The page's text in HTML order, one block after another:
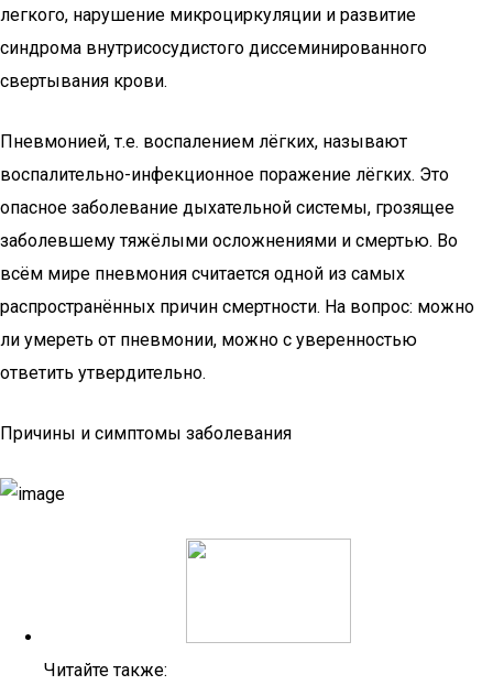
легкого, нарушение микроциркуляции и развитие
синдрома внутрисосудистого диссеминированного
свертывания крови.
Пневмонией, т.е. воспалением лёгких, называют
воспалительно-инфекционное поражение лёгких. Это
опасное заболевание дыхательной системы, грозящее
заболевшему тяжёлыми осложнениями и смертью. Во
всём мире пневмония считается одной из самых
распространённых причин смертности. На вопрос: можно
ли умереть от пневмонии, можно с уверенностью
ответить утвердительно.
Причины и симптомы заболевания
Читайте также: